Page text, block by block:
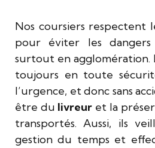
Nos coursiers respectent
pour éviter les
surtout en agglomération.
toujours en toute
l’urgence, et donc sans
être du livreur et la
transportés. Aussi, ils
gestion du temps et